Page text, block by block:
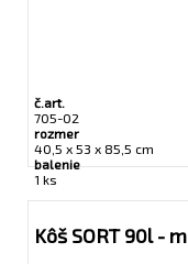
č.art.
705-02
rozmer
40,5 x 53 x 85,5 cm
balenie
1 ks
Kôš SORT 90l -